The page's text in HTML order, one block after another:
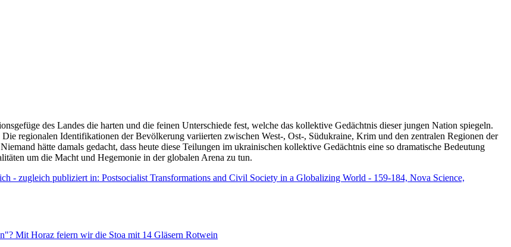
des Landes die harten und die feinen Unterschiede fest, welche das kollektive Gedächtnis dieser jungen Nation spiegeln.
regionalen Identifikationen der Bevölkerung variierten zwischen West-, Ost-, Südukraine, Krim und den zentralen Regionen der
hätte damals gedacht, dass heute diese Teilungen im ukrainischen kollektive Gedächtnis eine so dramatische Bedeutung
um die Macht und Hegemonie in der globalen Arena zu tun.
- zugleich publiziert in: Postsocialist Transformations and Civil Society in a Globalizing World - 159-184, Nova Science,
Mit Horaz feiern wir die Stoa mit 14 Gläsern Rotwein